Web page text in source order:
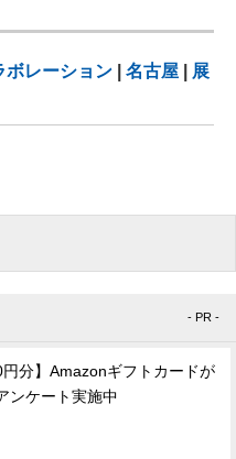
ボレーション 名古屋
展
- PR -
円分】Amazonギフトカードが
ンケート実施中